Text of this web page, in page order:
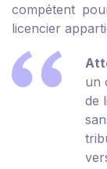
compétent
licencier
un
de